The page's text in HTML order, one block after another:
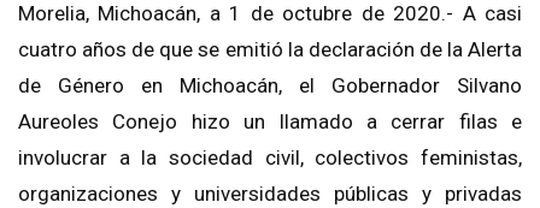
Morelia, Michoacán, a 1 de octubre de 2020.- A casi
cuatro años de que se emitió la declaración de la Alerta
de Género en Michoacán, el Gobernador Silvano
Aureoles Conejo hizo un llamado a cerrar filas e
involucrar a la sociedad civil, colectivos feministas,
organizaciones y universidades públicas y privadas